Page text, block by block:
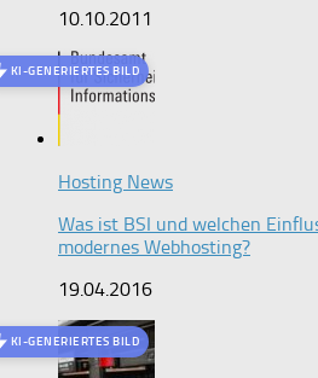
10.10.2011
KI-GENERIERTES BILD
Hosting News
Was ist BSI und welchen
modernes Webhosting?
19.04.2016
KI-GENERIERTES BILD